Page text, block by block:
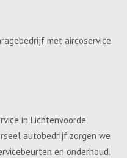
met aircoservice
in Lichtenvoorde
autobedrijf zorgen we
en onderhoud.